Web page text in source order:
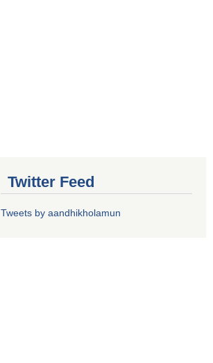
Twitter Feed
Tweets by aandhikholamun